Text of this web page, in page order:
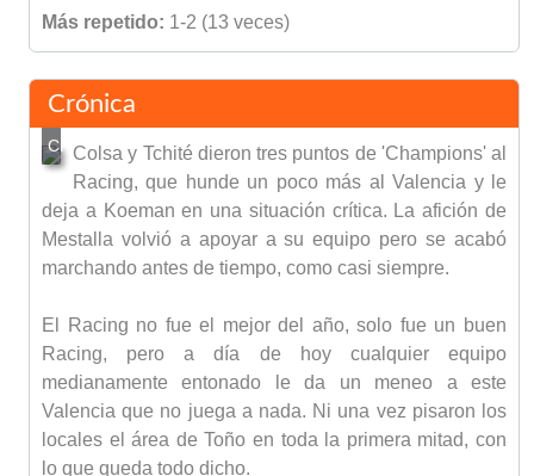
Más repetido: 1-2 (13 veces)
Crónica
Colsa y Tchité dieron tres puntos de 'Champions' al
Racing, que hunde un poco más al Valencia y le
deja a Koeman en una situación crítica. La afición de
Mestalla volvió a apoyar a su equipo pero se acabó
marchando antes de tiempo, como casi siempre.
El Racing no fue el mejor del año, solo fue un buen
Racing, pero a día de hoy cualquier equipo
medianamente entonado le da un meneo a este
Valencia que no juega a nada. Ni una vez pisaron los
locales el área de Toño en toda la primera mitad, con
lo que queda todo dicho.